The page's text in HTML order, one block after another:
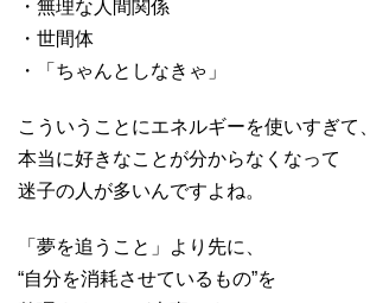
・無理な人間関係
・世間体
・「ちゃんとしなきゃ」
こういうことにエネルギーを使いすぎて、
本当に好きなことが分からなくなって
迷子の人が多いんですよね。
「夢を追うこと」より先に、
“自分を消耗させているもの”を